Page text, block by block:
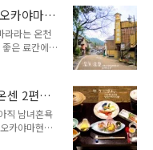
츠루야 료
는 세토우
천! 마츠야
마츠야마)
계탑, 무료
행-유바라
남녀혼욕 무
카야마
료칸)
라라는 온천
은 료칸에서
대한 이야
료노천탕,
전의 다른
가장 오래된
치 에히메현
리 봇짱시
센 2편
세토우
직 남녀혼욕
카야마현의
중심적으로